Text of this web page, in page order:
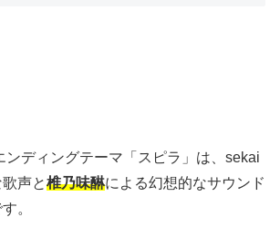
ンディングテーマ「スピラ」は、sekai
声と椎乃味醂による幻想的なサウンド
。